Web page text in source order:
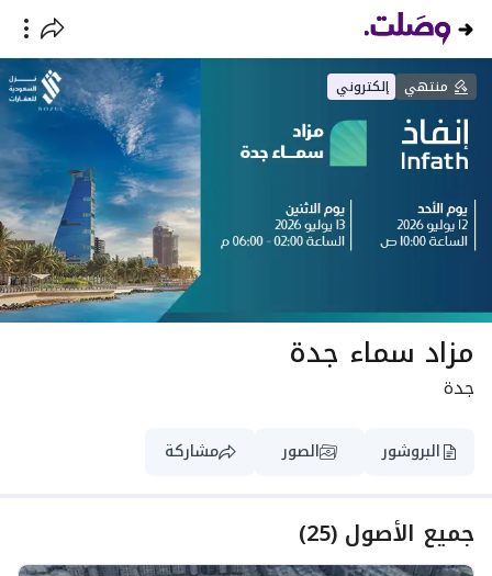
منتهي إلكتروني
مزاد سماء جدة
جدة
البروشور الصور مشاركة
جميع الأصول (
25
)